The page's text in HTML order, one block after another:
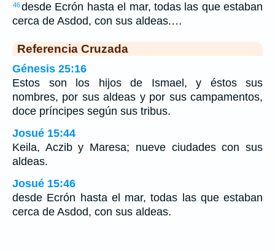
46desde Ecrón hasta el mar, todas las que estaban
cerca de Asdod, con sus aldeas.…
Referencia Cruzada
Génesis 25:16
Estos son los hijos de Ismael, y éstos sus
nombres, por sus aldeas y por sus campamentos,
doce príncipes según sus tribus.
Josué 15:44
Keila, Aczib y Maresa; nueve ciudades con sus
aldeas.
Josué 15:46
desde Ecrón hasta el mar, todas las que estaban
cerca de Asdod, con sus aldeas.